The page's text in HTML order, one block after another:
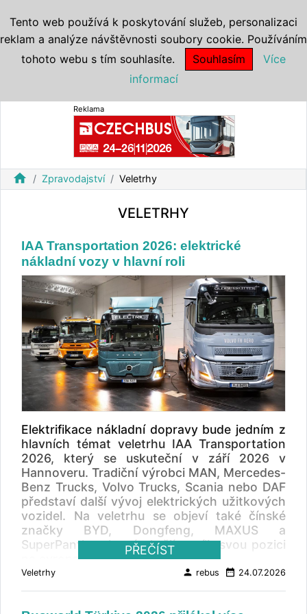
Reklama
home Zpravodajství Veletrhy
VELETRHY
IAA Transportation 2026: elektrické
nákladní vozy v hlavní roli
Elektrifikace nákladní dopravy bude jedním z
hlavních témat veletrhu IAA Transportation
2026, který se uskuteční v září 2026 v
Hannoveru. Tradiční výrobci MAN, Mercedes-
Benz Trucks, Volvo Trucks, Scania nebo DAF
představí další vývoj elektrických užitkových
vozidel. Na veletrhu se objeví také čínské
značky BYD, Dongfeng, MAXUS a
SuperPanther, které chtějí posílit svou pozici
na evropském trhu.
Veletrh IAA Transportation 2026 proběhne od
15. do 20. září 2026 v Hannoveru.
PŘEČÍST
Veletrhy person rebus date_range 24.07.2026
Tento web používá k poskytování služeb, personalizaci
reklam a analýze návštěvnosti soubory cookie. Používáním
tohoto webu s tím souhlasíte.
Souhlasím
Více
informací